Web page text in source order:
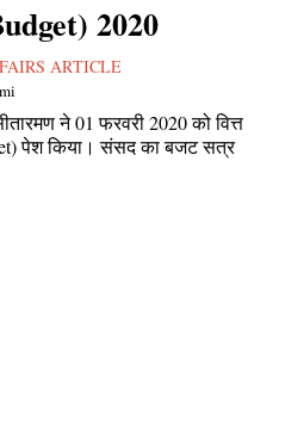
2020
ARTICLE
ने 01 फरवरी 2020 को वित्त
पेश किया। संसद का बजट सत्र